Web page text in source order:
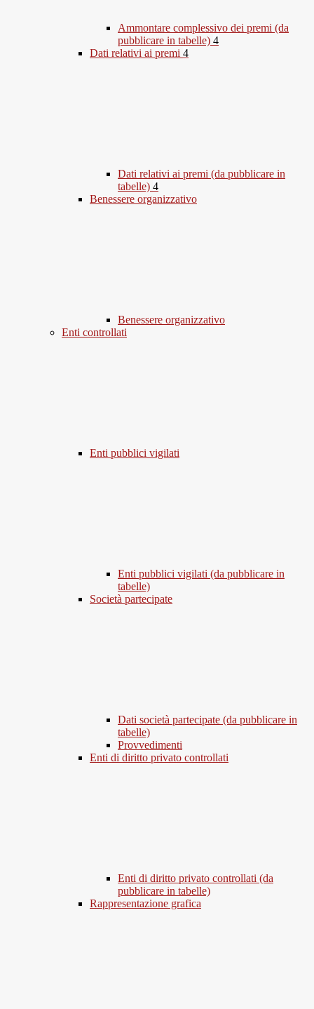
Ammontare complessivo dei premi (da
pubblicare in tabelle) 4
Dati relativi ai premi 4
Dati relativi ai premi (da pubblicare in
tabelle) 4
Benessere organizzativo
Benessere organizzativo
Enti controllati
Enti pubblici vigilati
Enti pubblici vigilati (da pubblicare in
tabelle)
Società partecipate
Dati società partecipate (da pubblicare in
tabelle)
Provvedimenti
Enti di diritto privato controllati
Enti di diritto privato controllati (da
pubblicare in tabelle)
Rappresentazione grafica